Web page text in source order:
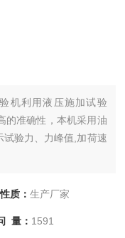
机利用液压施加试验
的准确性，本机采用油
试验力、力峰值,加荷速
质： 生产厂家
量： 1591